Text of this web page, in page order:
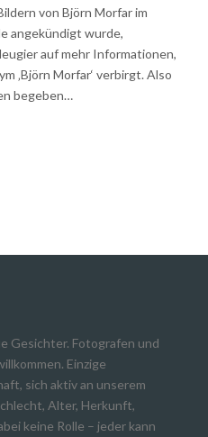
von Björn Morfar im
angekündigt wurde,
auf mehr Informationen,
‚Björn Morfar‘ verbirgt. Also
begeben…
Gesichter. Fotografen und
Einzige
sich aktiv an unserem
Alter, Herkunft,
keine Rolle – jeder kann